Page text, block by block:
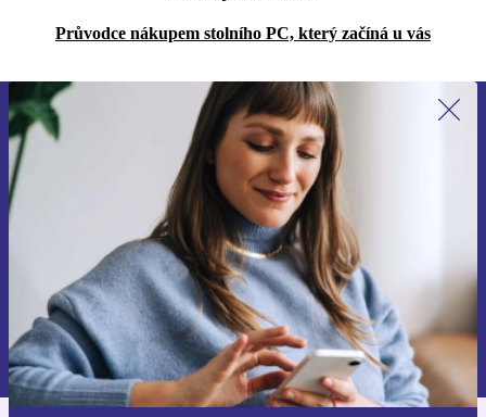
Průvodce nákupem stolního PC, který začíná u vás
Přihlas se k odběru našich novinek a
ušetři 400 Kč!
Už nikdy nepromeškej žádnou nabídku.
Chci voucher
Informace o použití osobních údajů najdeš v našich
Zásadách ochrany osobních údajů.